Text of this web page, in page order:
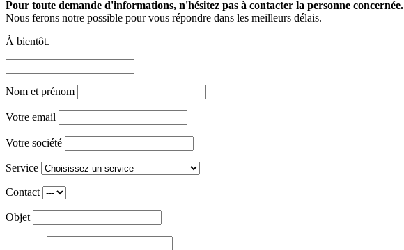
Pour toute demande d'informations, n'hésitez pas à contacter la personne concernée.
Nous ferons notre possible pour vous répondre dans les meilleurs délais.
À bientôt.
Nom et prénom
Votre email
Votre société
Service
Contact
Objet